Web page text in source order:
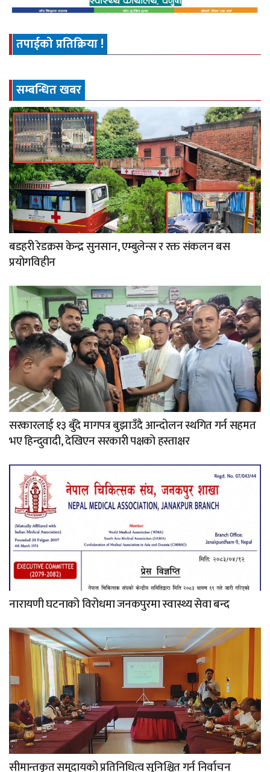
तपाईको प्रतिक्रिया !
सम्बन्धित खबर
बडहरी रेडक्रस केन्द्र सुनसान, एम्बुलेन्स र रक्त संकलन बस
प्रयोगविहीन
सरकारलाई १३ बुँदे मागपत्र बुझाउँदै आन्दोलन स्थगित गर्न सहमत
भए हिन्दुवादी, देखिएन सरकारी पक्षको हस्ताक्षर
नारायणी घटनाको विरोधमा जनकपुरमा स्वास्थ्य सेवा बन्द
सीमान्तकृत समुदायको प्रतिनिधित्व सुनिश्चित गर्न निर्वाचन